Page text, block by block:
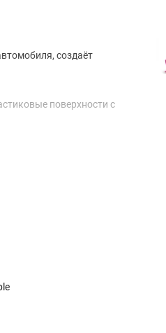
создаёт
поверхности с